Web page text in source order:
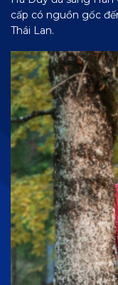
cấp có nguồn gốc
Thái Lan.